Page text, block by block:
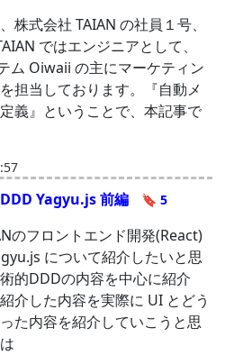
株式会社 TAIAN の社員１号、
ではエンジニアとして、
ム Oiwaii の主にマーケティン
担当しております。『自動メ
義』ということで、本記事で
Yagyu.js 前編 🔖 5
のフロントエンド開発(React)
について紹介したいと思
的DDDの内容を中心に紹介
介した内容を実際に UI とどう
た内容を紹介していこうと思